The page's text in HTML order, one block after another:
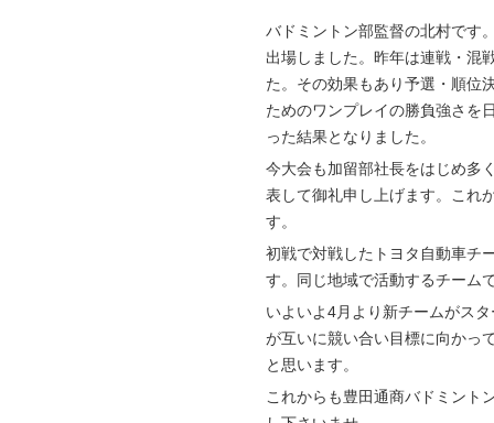
バドミントン部監督の北村です
出場しました。昨年は連戦・混
た。その効果もあり予選・順位
ためのワンプレイの勝負強さを
った結果となりました。
今大会も加留部社長をはじめ多
表して御礼申し上げます。これ
す。
初戦で対戦したトヨタ自動車チ
す。同じ地域で活動するチーム
いよいよ4月より新チームがス
が互いに競い合い目標に向かっ
と思います。
これからも豊田通商バドミント